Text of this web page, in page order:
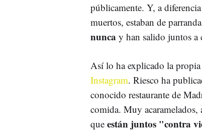
públicamente. Y, a
muertos, estaban de
nunca y han salido juntos a
Así lo ha explicado la propia
Instagram. Riesco ha
conocido restaurante de
comida. Muy acaramelados,
que están juntos "contra